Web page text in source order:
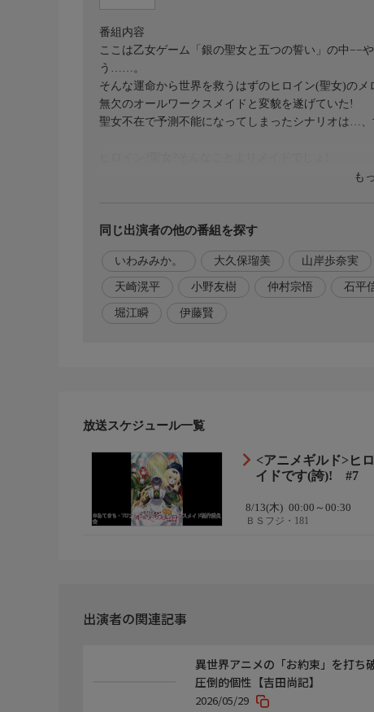
も
番組内容
ここは乙女ゲーム「銀の聖女と五つの誓い」の中−−
う……。
そんな運命から世界を救うはずのヒロイン(聖女)の
無欠のオールワークスメイドと変貌を遂げていた!
聖女不在で予測不能になってしまったシナリオは…
メロディ・ウェーブ:宮本侑芽
ルシアナ・ルトルバーグ:大久保瑠美
アンネマリー・ヴィクティリウム:日笠陽子
クリストファー・フォン・テオラス:天崎滉平
原作:あてきち『ヒロイン?聖女?いいえ、オールワー
漫画:螢子
総監督:石平信司
監督:村川直哉
シリーズ構成:根元歳三
編集:山岸歩奈実
音響制作:ダックスプロダクション
同じ出演者の他の番組を探す
いわみみか。 大久保瑠美 山岸歩奈実
天崎滉平 小野友樹 仲村宗悟 石平
堀江瞬 伊藤賢
放送スケジュール一覧
<アニメギルド>ヒ
イドです(誇)! #7
8/13(木) 00:00～00:30
ＢＳフジ・181
出演者の関連記事
異世界アニメの「お約束」を打ち
圧倒的個性【吉田尚記】
2026/05/29